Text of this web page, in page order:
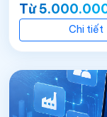
Từ
Chi tiết